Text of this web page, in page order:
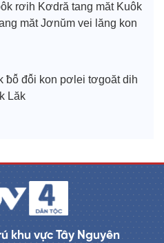
rơih Kơdră tang măt Kuôk
măt Jơnŭm vei lăng kon
ƀô̆ đô̆i kon pơlei tơgoăt dih
Lăk
khu vực Tây Nguyên